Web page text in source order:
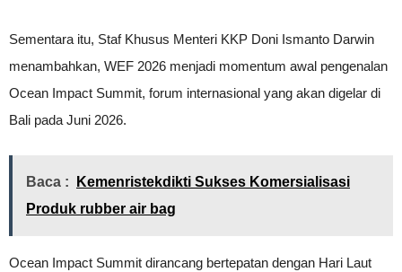
Sementara itu, Staf Khusus Menteri KKP Doni Ismanto Darwin
menambahkan, WEF 2026 menjadi momentum awal pengenalan
Ocean Impact Summit, forum internasional yang akan digelar di
Bali pada Juni 2026.
Baca :
Kemenristekdikti Sukses Komersialisasi
Produk rubber air bag
Ocean Impact Summit dirancang bertepatan dengan Hari Laut